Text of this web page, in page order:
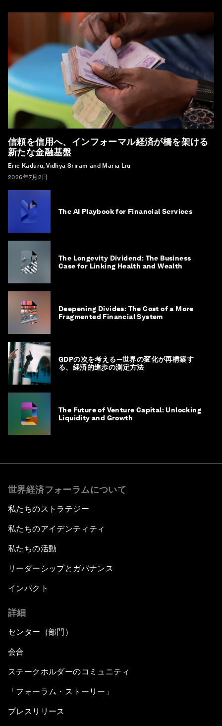
信頼を信用へ、インフォーマル経済が橋を架ける
新たな金融基盤
Eric Kaduru, Vidhya Sriram and Maria Liu
2026年7月2日
The AI Playbook for Financial Services
The Longevity Dividend: The Business
Case for Linking Health and Wealth
Deepening Divides: The Cost of a More
Fragmented Financial System
GDPの次を考える―世界の変化が再構築す
る、経済的進歩の測定方法
The Future of Venture Capital: Unlocking
Liquidity and Growth
世界経済フォーラムについて
私たちのストラテジー
私たちのアイデンティティ
私たちの活動
リーダーシップとガバナンス
インパクト
詳細
センター（部門）
会合
ステークホルダーのコミュニティ
「フォーラム・ストーリー」
プレスリリース